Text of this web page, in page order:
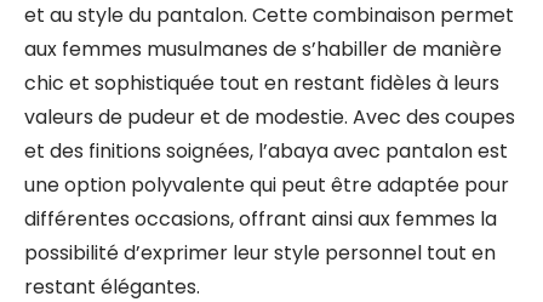
et au style du pantalon. Cette combinaison permet
aux femmes musulmanes de s’habiller de manière
chic et sophistiquée tout en restant fidèles à leurs
valeurs de pudeur et de modestie. Avec des coupes
et des finitions soignées, l’abaya avec pantalon est
une option polyvalente qui peut être adaptée pour
différentes occasions, offrant ainsi aux femmes la
possibilité d’exprimer leur style personnel tout en
restant élégantes.